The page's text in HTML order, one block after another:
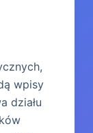
wpisy
działu